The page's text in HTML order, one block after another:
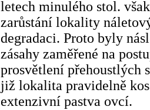
letech minulého stol.
zarůstání lokality
degradaci. Proto byly
zásahy zaměřené na
prosvětlení přehoustlých
již lokalita pravidelně
extenzivní pastva ovcí.